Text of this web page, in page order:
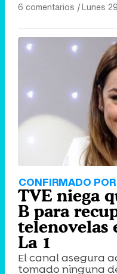
6 comentarios |Lunes
CONFIRMADO
TVE niega
B para
telenovelas
La 1
El canal asegura
tomado ninguna